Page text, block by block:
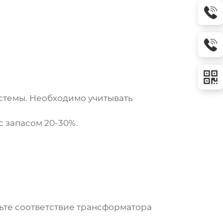
Необходимо учитывать
запасом 20-30%.
соответствие трансформатора